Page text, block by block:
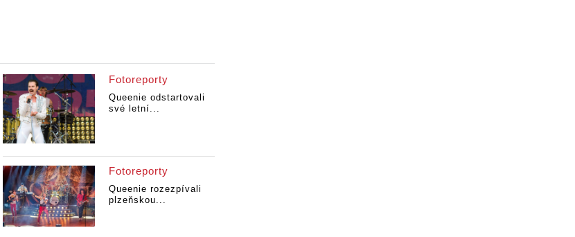
Fotoreporty
Queenie odstartovali
své letní...
Fotoreporty
Queenie rozezpívali
plzeňskou...